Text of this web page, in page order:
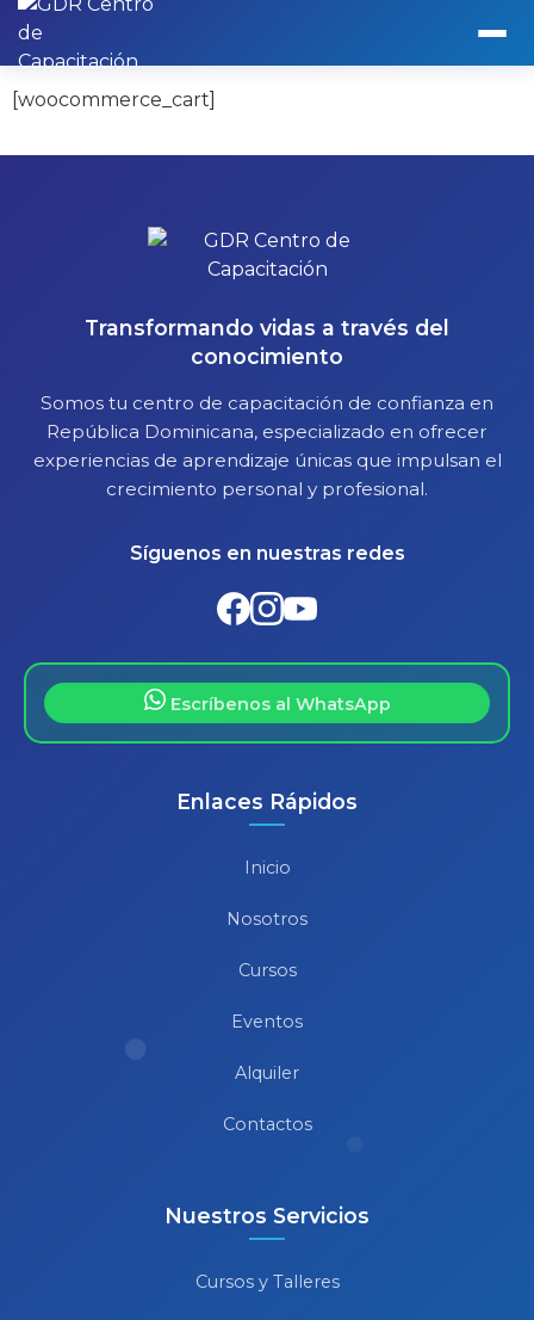
Carrito
[woocommerce_cart]
Transformando vidas a través del
conocimiento
Somos tu centro de capacitación de confianza en
República Dominicana, especializado en ofrecer
experiencias de aprendizaje únicas que impulsan el
crecimiento personal y profesional.
Síguenos en nuestras redes
Escríbenos al WhatsApp
Enlaces Rápidos
Inicio
Nosotros
Cursos
Eventos
Alquiler
Contactos
Nuestros Servicios
Cursos y Talleres